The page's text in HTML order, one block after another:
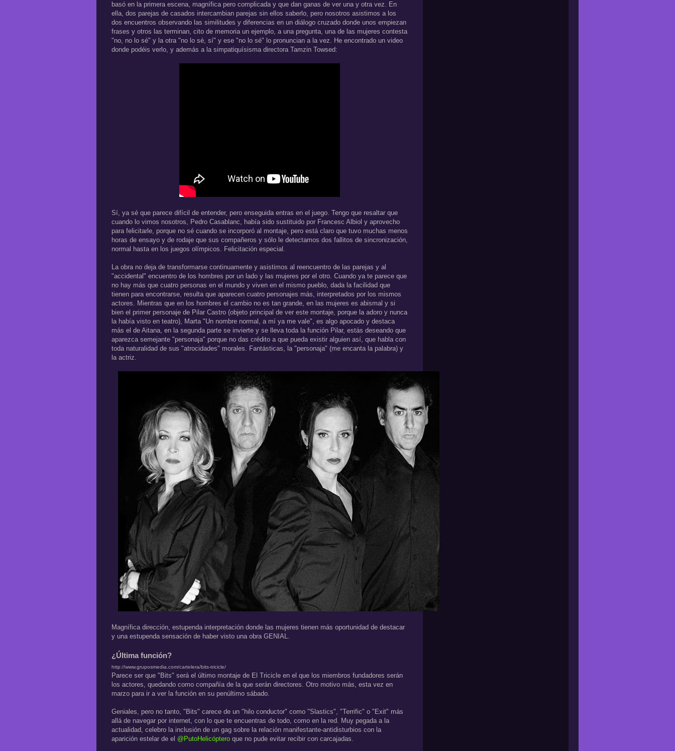
basó en la primera escena, magnífica pero complicada y que dan ganas de ver una y otra vez. En
ella, dos parejas de casados intercambian parejas sin ellos saberlo, pero nosotros asistimos a los
dos encuentros observando las similitudes y diferencias en un diálogo cruzado donde unos empiezan
frases y otros las terminan, cito de memoria un ejemplo, a una pregunta, una de las mujeres contesta
"no, no lo sé" y la otra "no lo sé, sí" y ese "no lo sé" lo pronuncian a la vez. He encontrado un video
donde podéis verlo, y además a la simpatiquísisma directora Tamzin Towsed:
Sí, ya sé que parece difícil de entender, pero enseguida entras en el juego. Tengo que resaltar que
cuando lo vimos nosotros, Pedro Casablanc, había sido sustituido por Francesc Albiol y aprovecho
para felicitarle, porque no sé cuando se incorporó al montaje, pero está claro que tuvo muchas menos
horas de ensayo y de rodaje que sus compañeros y sólo le detectamos dos fallitos de sincronización,
normal hasta en los juegos olímpicos. Felicitación especial.
La obra no deja de transformarse continuamente y asistimos al reencuentro de las parejas y al
"accidental" encuentro de los hombres por un lado y las mujeres por el otro. Cuando ya te parece que
no hay más que cuatro personas en el mundo y viven en el mismo pueblo, dada la facilidad que
tienen para encontrarse, resulta que aparecen cuatro personajes más, interpretados por los mismos
actores. Mientras que en los hombres el cambio no es tan grande, en las mujeres es abismal y si
bien el primer personaje de Pilar Castro (objeto principal de ver este montaje, porque la adoro y nunca
la había visto en teatro), Marta "Un nombre normal, a mí ya me vale", es algo apocado y destaca
más el de Aitana, en la segunda parte se invierte y se lleva toda la función Pilar, estás deseando que
aparezca semejante "personaja" porque no das crédito a que pueda existir alguien así, que habla con
toda naturalidad de sus "atrocidades" morales. Fantásticas, la "personaja" (me encanta la palabra) y
la actriz.
Magnífica dirección, estupenda interpretación donde las mujeres tienen más oportunidad de destacar
y una estupenda sensación de haber visto una obra GENIAL.
¿Última función?
http://www.gruposmedia.com/cartelera/bits-tricicle/
Parece ser que "Bits" será el último montaje de El Tricicle en el que los miembros fundadores serán
los actores, quedando como compañía de la que serán directores. Otro motivo más, esta vez en
marzo para ir a ver la función en su penúltimo sábado.
Geniales, pero no tanto, "Bits" carece de un "hilo conductor" como "Slastics", "Terrific" o "Exit" más
allá de navegar por internet, con lo que te encuentras de todo, como en la red. Muy pegada a la
actualidad, celebro la inclusión de un gag sobre la relación manifestante-antidisturbios con la
aparición estelar de el @PutoHelicóptero que no pude evitar recibir con carcajadas.